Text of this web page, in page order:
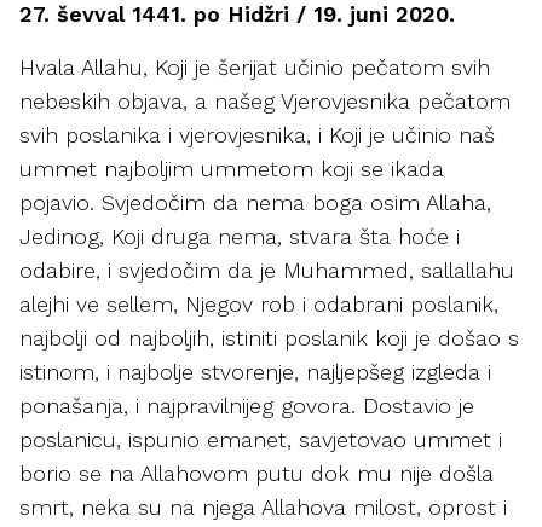
27. ševval 1441. po Hidžri / 19. juni 2020.
Hvala Allahu, Koji je šerijat učinio pečatom svih
nebeskih objava, a našeg Vjerovjesnika pečatom
svih poslanika i vjerovjesnika, i Koji je učinio naš
ummet najboljim ummetom koji se ikada
pojavio. Svjedočim da nema boga osim Allaha,
Jedinog, Koji druga nema, stvara šta hoće i
odabire, i svjedočim da je Muhammed, sallallahu
alejhi ve sellem, Njegov rob i odabrani poslanik,
najbolji od najboljih, istiniti poslanik koji je došao s
istinom, i najbolje stvorenje, najljepšeg izgleda i
ponašanja, i najpravilnijeg govora. Dostavio je
poslanicu, ispunio emanet, savjetovao ummet i
borio se na Allahovom putu dok mu nije došla
smrt, neka su na njega Allahova milost, oprost i